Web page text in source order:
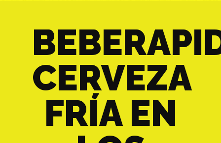
CERVEZA
FRÍA EN